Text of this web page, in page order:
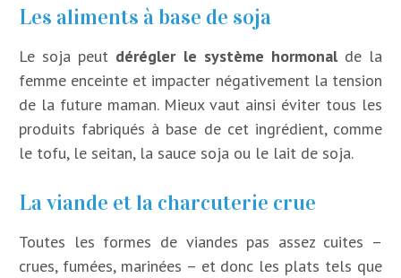
Les aliments à base de soja
Le soja peut dérégler le système hormonalde la
femme enceinte et impacter négativement la tension
de la future maman. Mieux vaut ainsi éviter tous les
produits fabriqués à base de cet ingrédient, comme
le tofu, le seitan, la sauce soja ou le lait de soja.
La viande et la charcuterie crue
Toutes les formes de viandes pas assez cuites –
crues, fumées, marinées – et donc les plats tels que